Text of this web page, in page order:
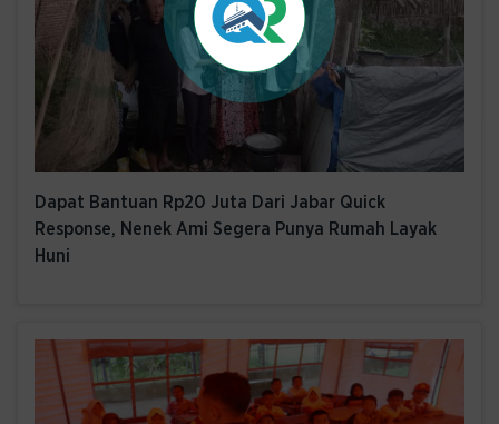
Dapat Bantuan Rp20 Juta Dari Jabar Quick
Response, Nenek Ami Segera Punya Rumah Layak
Huni